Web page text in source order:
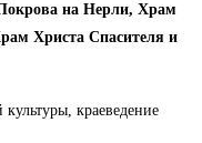
на Нерли, Храм
Христа Спасителя и
краеведение